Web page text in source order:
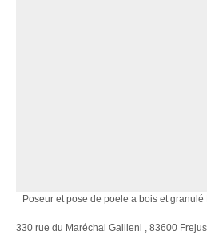
Poseur et pose de poele a bois et granulé
330 rue du Maréchal Gallieni , 83600 Frejus